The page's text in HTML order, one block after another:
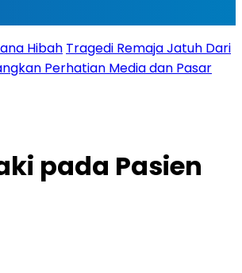
Hibah Tragedi Remaja Jatuh Dari
Perhatian Media dan Pasar
pada Pasien